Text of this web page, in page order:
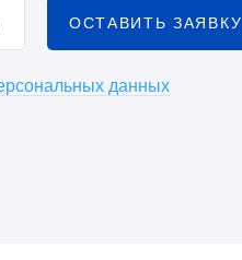
ОСТАВИТЬ ЗАЯВКУ
данных